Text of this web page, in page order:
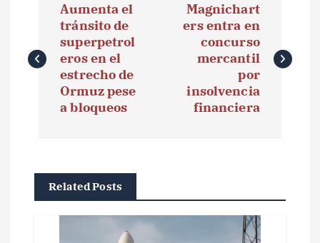
v
Aumenta el
tránsito de
superpetrol
eros en el
estrecho de
Ormuz pese
a bloqueos
Magnichart
ers entra en
concurso
mercantil
por
insolvencia
financiera
Related Posts